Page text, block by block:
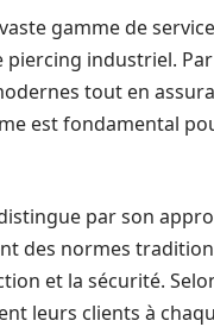
gamme de
piercing industriel.
tout en
est fondamental
par son
des normes
et la sécurité.
leurs clients à